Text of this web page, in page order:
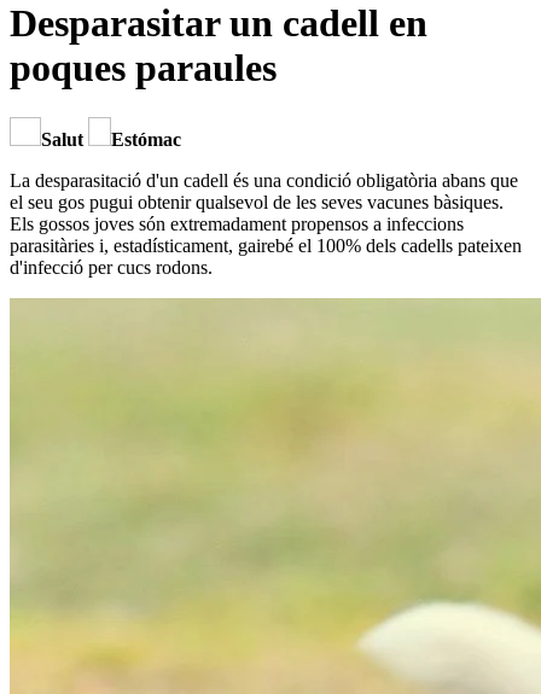
Desparasitar un cadell en
poques paraules
Salut
Estómac
La desparasitació d'un cadell és una condició obligatòria abans que
el seu gos pugui obtenir qualsevol de les seves vacunes bàsiques.
Els gossos joves són extremadament propensos a infeccions
parasitàries i, estadísticament, gairebé el 100% dels cadells pateixen
d'infecció per cucs rodons.